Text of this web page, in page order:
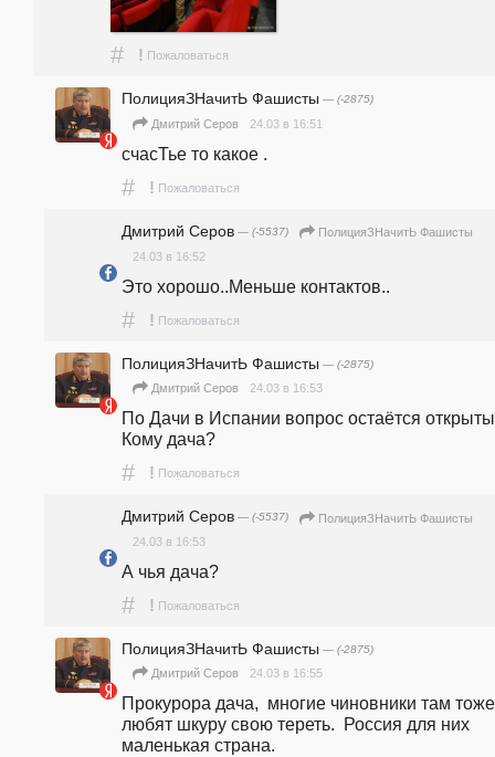
# ! Пожаловаться
ПолицияЗНачитЬ Фашисты — (-2875)
Дмитрий Серов 24.03 в 16:51
счасТье то какое .
# ! Пожаловаться
Дмитрий Серов — (-5537)
ПолицияЗНачитЬ Фашисты
24.03 в 16:52
Это хорошо..Меньше контактов..
# ! Пожаловаться
ПолицияЗНачитЬ Фашисты — (-2875)
Дмитрий Серов 24.03 в 16:53
По Дачи в Испании вопрос остаётся
Кому дача?
# ! Пожаловаться
Дмитрий Серов — (-5537)
ПолицияЗНачитЬ Фашисты
24.03 в 16:53
А чья дача?
# ! Пожаловаться
ПолицияЗНачитЬ Фашисты — (-2875)
Дмитрий Серов 24.03 в 16:55
Прокурора дача,  многие чиновники там тоже
любят шкуру свою тереть.  Россия для них
маленькая страна.